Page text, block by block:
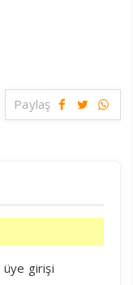
Paylaş
üye girişi